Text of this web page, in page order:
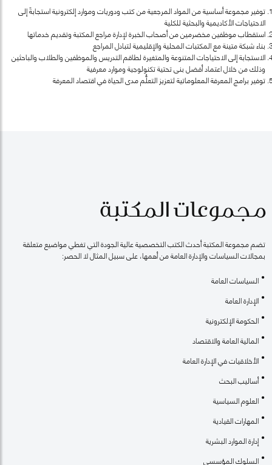
توفير مجموعة أساسية من المواد المرجعية من كتب ودوريات وموارد إلكترونية استجابةً إلى
الاحتياجات الأكاديمية والبحثية للكلية
استقطاب موظفين مخضرمين من أصحاب الخبرة لإدارة مراجع المكتبة وتقديم خدماتها
بناء شبكة متينة مع المكتبات المحلية والإقليمية لتبادل المراجع
الاستجابة إلى الاحتياجات المتنوعة والمتغيرة لطاقم التدريس والموظفين والطلاب والباحثين
وذلك من خلال اعتماد أفضل بنى تحتية تكنولوجية وموارد معرفية
توفير برامج المعرفة المعلوماتية لتعزيز التعلُّم مدى الحياة في اقتصاد المعرفة
مجموعات المكتبة
تضم مجموعة المكتبة أحدث الكتب التخصصية عالية الجودة التي تغطي مواضيع متعلقة
بمجالات السياسات والإدارة العامة من أهمها، على سبيل المثال لا الحصر:
السياسات العامة
الإدارة العامة
الحكومة الإلكترونية
المالية العامة والاقتصاد
الأخلاقيات في الإدارة العامة
أساليب البحث
العلوم السياسية
المهارات القيادية
إدارة الموارد البشرية
السلوك المؤسسي